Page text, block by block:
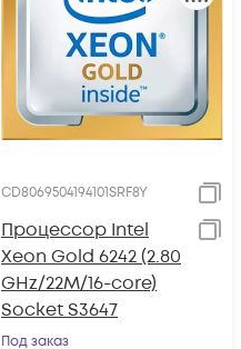
CD8069504194101SRF8Y
Процессор Intel
Xeon Gold 6242 (2.80
GHz/22M/16-core)
Socket S3647
Под заказ